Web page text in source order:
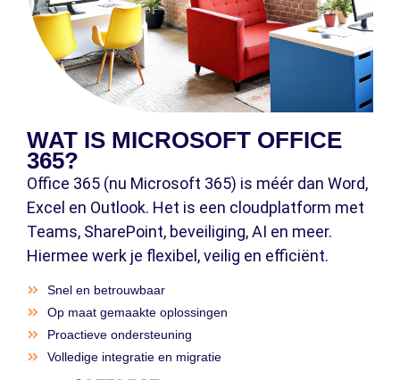
WAT IS MICROSOFT OFFICE
365?
Office 365 (nu Microsoft 365) is méér dan Word,
Excel en Outlook. Het is een cloudplatform met
Teams, SharePoint, beveiliging, AI en meer.
Hiermee werk je flexibel, veilig en efficiënt.
Snel en betrouwbaar
Op maat gemaakte oplossingen
Proactieve ondersteuning
Volledige integratie en migratie